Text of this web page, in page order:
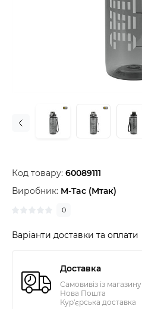
Код товару: 60089111
Виробник: M-Tac (Мтак)
0
Варіанти доставки та оплати
Доставка
Самовивіз із магазину
Нова Пошта
Кур'єрська доставка